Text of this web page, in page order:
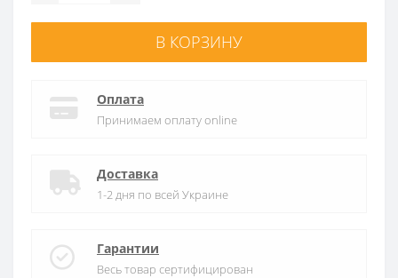
В КОРЗИНУ
Оплата
Принимаем оплату online
Доставка
1-2 дня по всей Украине
Гарантии
Весь товар сертифицирован